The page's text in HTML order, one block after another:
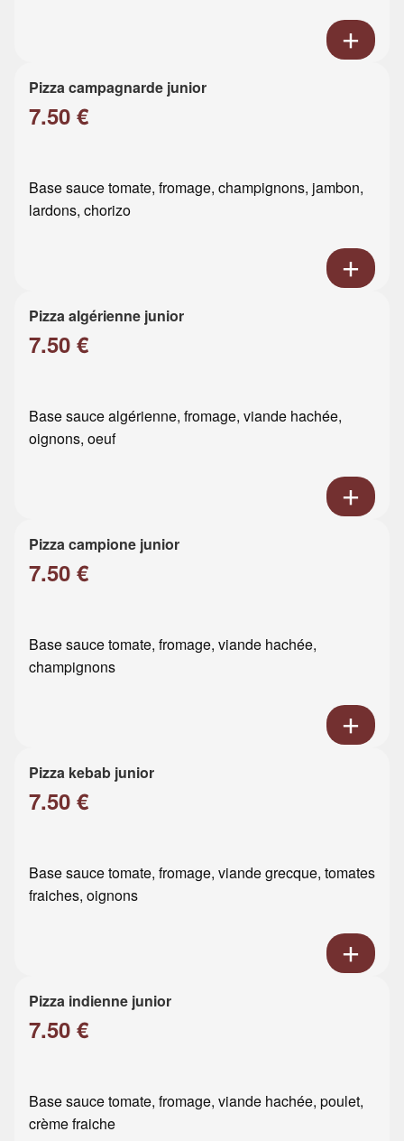
Pizza campagnarde junior
7.50 €
Base sauce tomate, fromage, champignons, jambon,
lardons, chorizo
Pizza algérienne junior
7.50 €
Base sauce algérienne, fromage, viande hachée,
oignons, oeuf
Pizza campione junior
7.50 €
Base sauce tomate, fromage, viande hachée,
champignons
Pizza kebab junior
7.50 €
Base sauce tomate, fromage, viande grecque, tomates
fraiches, oignons
Pizza indienne junior
7.50 €
Base sauce tomate, fromage, viande hachée, poulet,
crème fraiche